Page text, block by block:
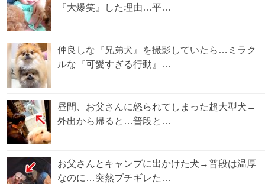
『大爆笑』した理由…平…
仲良しな『兄弟犬』を撮影していたら…ミラク
ルな『可愛すぎる行動』…
昼間、お父さんに怒られてしまった超大型犬→
外出から帰ると…普段と…
お父さんとキャンプに出かけた犬→普段は温厚
なのに…突然ブチギレた…